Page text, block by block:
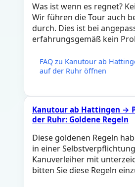
Was ist wenn es regnet?
Wir führen die Tour auch
durch. Dies ist bei
erfahrungsgemäß kein
FAQ zu Kanutour ab
auf der Ruhr öffnen
Kanutour ab Hattingen →
der Ruhr: Goldene Regeln
Diese goldenen Regeln
in einer
Kanuverleiher mit
bitten Sie diese Regeln